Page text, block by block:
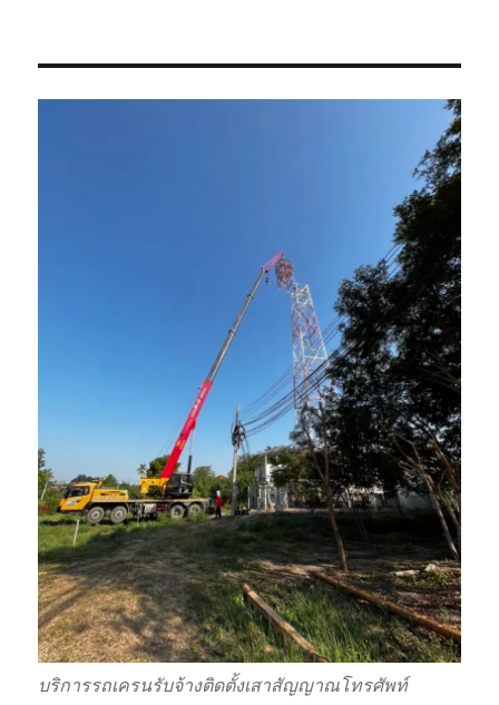
บริการรถเครนรับจ้างติดตั้งเสาสัญญาณโทรศัพท์